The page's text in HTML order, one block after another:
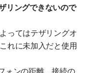
リングできないので
ってはテザリングオ
れに未加入だと使用
ォンの距離、接続の